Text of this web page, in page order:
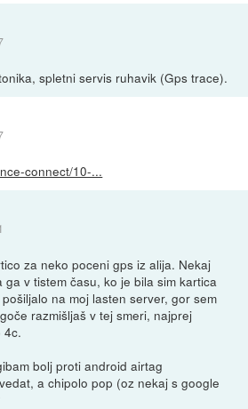
spletni servis ruhavik (Gps trace).
connect/10-...
za neko poceni gps iz alija. Nekaj
v tistem času, ko je bila sim kartica
na moj lasten server, gor sem
razmišljaš v tej smeri, najprej
4c.
bolj proti android airtag
a chipolo pop (oz nekaj s google